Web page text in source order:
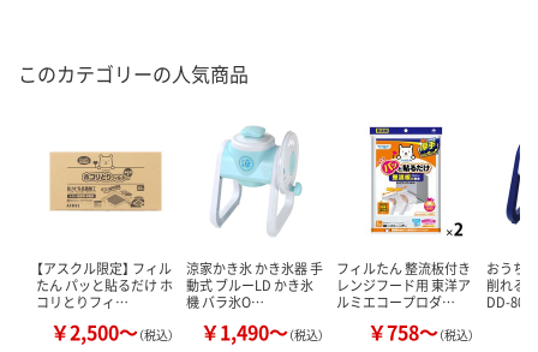
このカテゴリーの人気商品
【アスクル限定】 フィル
たん パッと貼るだけ ホ
コリとりフィ…
￥2,500～（税込）
涼家かき氷 かき氷器 手
動式 ブルーLD かき氷
機 バラ氷O…
￥1,490～（税込）
フィルたん 整流板付き
レンジフード用 東洋ア
ルミエコープロダ…
￥758～（税込）
おうち
削れる
DD-